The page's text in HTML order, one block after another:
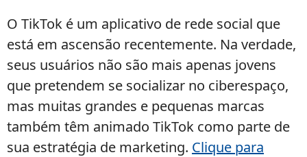
O TikTok é um aplicativo de rede social que
está em ascensão recentemente. Na verdade,
seus usuários não são mais apenas jovens
que pretendem se socializar no ciberespaço,
mas muitas grandes e pequenas marcas
também têm animado TikTok como parte de
sua estratégia de marketing. Clique para